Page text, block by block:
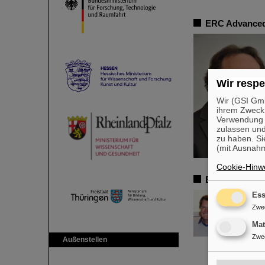
Außenstellen
ERC
ERC
Wir
Wir (GSI
ihrem
zulassen
zu haben.
(mit
Cookie-